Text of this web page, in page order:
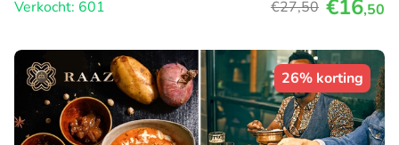
Verkocht: 601
€27,50 €16,50
26% korting